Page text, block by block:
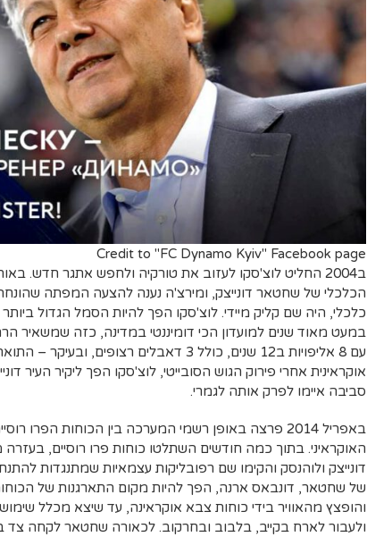
Credit to "FC Dynamo Kyiv" Facebook page
ב2004 החליט לוצ'סקו לעזוב את טורקיה ולחפש אתגר חדש.
הכלכלי של שחטאר דונייצק, ומירצ'ה נענה להצעה המפתה
כלכלי, היה שם קליק מיידי. לוצ'סקו הפך להיות הסמל הגדול
במעט מאוד שנים למועדון הכי דומיננטי במדינה, כזה שמשאיר
עם 8 אליפויות ב12 שנים, כולל 3 דאבלים
אוקראינית אחרי פירוק הגוש הסובייטי, לוצ'סקו הפך ליקיר העיר
סביבה איימו לפרק אותה לגמרי.
באפריל 2014 פרצה באופן רשמי המערכה בין הכוחות הפרו
האוקראיני. בתוך כמה חודשים השתלטו כוחות פרו רוסיים,
דונייצק ולוהנסק והקימו שם רפובליקות עצמאיות שמתנגדות
של שחטאר, דונבאס ארנה, הפך להיות מקום התארגנות של
והופצץ מהאוויר בידי כוחות צבא אוקראינה, עד שיצא מכלל
ולעבור לארח בקייב, בלבוב ובחרקוב. לכאורה שחטאר לקחה